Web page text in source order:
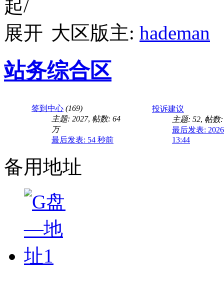
大区版主: hademan
站务综合区
签到中心 (169)
主题: 2027, 帖数: 64
万
最后发表: 54 秒前
投诉建议
主题: 52, 帖数:
最后发表:
13:44
备用地址